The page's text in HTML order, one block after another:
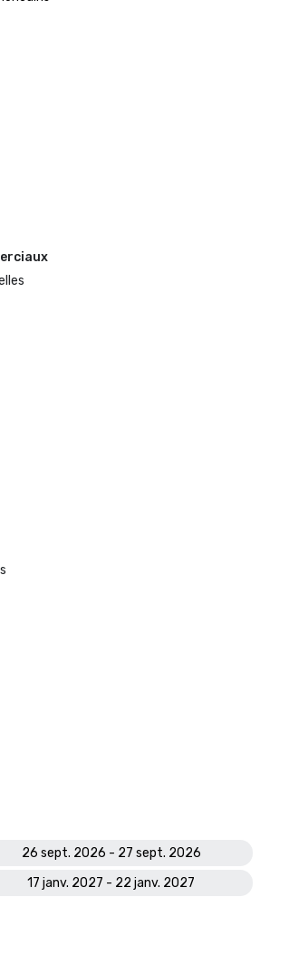
26 sept. 2026 - 27 sept. 2026
17 janv. 2027 - 22 janv. 2027